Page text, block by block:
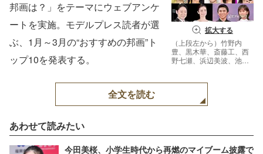
拡大する
（上段左から）竹野内
豊、黒木華、斎藤工、西
野七瀬、浜辺美波、池松
か、今田美桜、畑芽育、
サダヲ、上戸彩、中尾明
邦画は？」をテーマにウェブアンケ
ートを実施。モデルプレス読者が選
ぶ、1月～3月の“おすすめの邦画”ト
ップ10を発表する。
全文を読む
あわせて読みたい
今田美桜、小学生時代から再燃のマイブーム披露で